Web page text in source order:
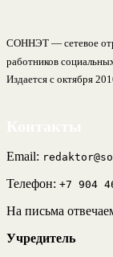
СОННЭТ — сетевое
работников
Издается с октября
Email:
Телефон: +7 904
На письма
Учредитель